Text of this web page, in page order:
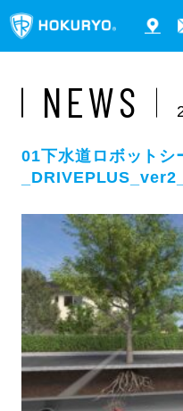
NEWS
01下水道ロボットシ